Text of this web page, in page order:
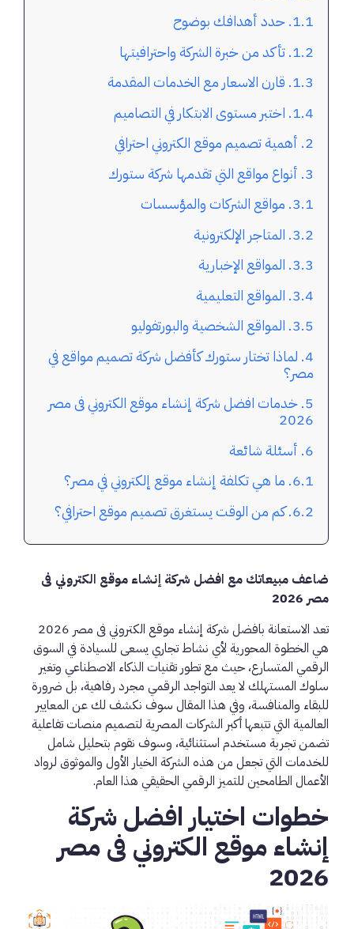
حدد أهدافك بوضوح
تأكد من خبرة الشركة واحترافيتها
قارن الاسعار مع الخدمات المقدمة
اختبر مستوى الابتكار في التصاميم
أهمية تصميم موقع الكتروني احترافي
أنواع مواقع التي تقدمها شركة ستورك
مواقع الشركات والمؤسسات
المتاجر الإلكترونية
المواقع الإخبارية
المواقع التعليمية
المواقع الشخصية والبورتفوليو
لماذا تختار ستورك كأفضل شركة تصميم مواقع في
مصر؟
خدمات افضل شركة إنشاء موقع الكتروني فى مصر
2026
أسئلة شائعة
ما هي تكلفة إنشاء موقع إلكتروني في مصر؟
كم من الوقت يستغرق تصميم موقع احترافي؟
ضاعف مبيعاتك مع افضل شركة إنشاء موقع الكتروني فى
مصر 2026
تعد الاستعانة بافضل شركة إنشاء موقع الكتروني فى مصر 2026
هي الخطوة المحورية لأي نشاط تجاري يسعى للسيادة في السوق
الرقمي المتسارع، حيث مع تطور تقنيات الذكاء الاصطناعي وتغير
سلوك المستهلك لا يعد التواجد الرقمي مجرد رفاهية، بل ضرورة
للبقاء والمنافسة، وفي هذا المقال سوف نكشف لك عن المعايير
العالمية التي تتبعها أكبر الشركات المصرية لتصميم منصات تفاعلية
تضمن تجربة مستخدم استثنائية، وسوف نقوم بتحليل شامل
للخدمات التي تجعل من هذه الشركة الخيار الأول والموثوق لرواد
الأعمال الطامحين للتميز الرقمي الحقيقي هذا العام.
خطوات اختيار افضل شركة
إنشاء موقع الكتروني فى مصر
2026